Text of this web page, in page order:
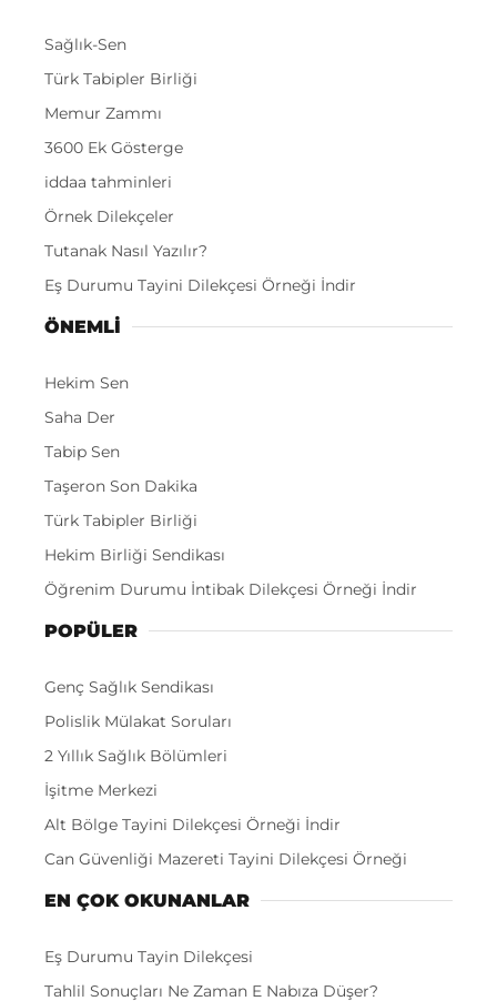
Sağlık-Sen
Türk Tabipler Birliği
Memur Zammı
3600 Ek Gösterge
iddaa tahminleri
Örnek Dilekçeler
Tutanak Nasıl Yazılır?
Eş Durumu Tayini Dilekçesi Örneği İndir
ÖNEMLI
Hekim Sen
Saha Der
Tabip Sen
Taşeron Son Dakika
Türk Tabipler Birliği
Hekim Birliği Sendikası
Öğrenim Durumu İntibak Dilekçesi Örneği İndir
POPÜLER
Genç Sağlık Sendikası
Polislik Mülakat Soruları
2 Yıllık Sağlık Bölümleri
İşitme Merkezi
Alt Bölge Tayini Dilekçesi Örneği İndir
Can Güvenliği Mazereti Tayini Dilekçesi Örneği
EN ÇOK OKUNANLAR
Eş Durumu Tayin Dilekçesi
Tahlil Sonuçları Ne Zaman E Nabıza Düşer?